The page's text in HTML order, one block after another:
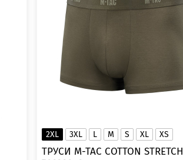
2XL 3XL L M S XL XS
ТРУСИ M-TAC COTTON STRETCH